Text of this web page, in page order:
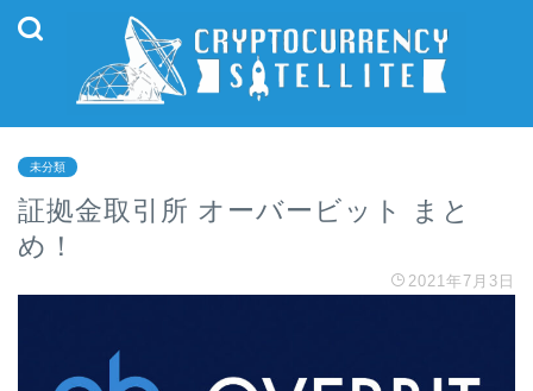
未分類
証拠金取引所 オーバービット まと
め！
2021年7月3日